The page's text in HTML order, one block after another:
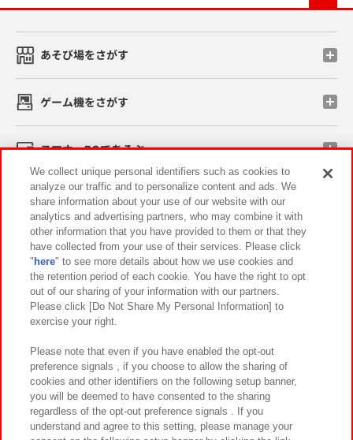
あそび場をさがす
ゲーム機をさがす
スマホ・PCであそぶ
イベント・キャンペーン
関連会社 サステナビリティ サイトポリシー
プライバシーポリシー ウェブアクセシビリティ方針と検証結果
お取引先さまとともに
カスタマーハラスメント対応方針 よくあるご質問・お問い合わせ
We collect unique personal identifiers such as cookies to
analyze our traffic and to personalize content and ads. We
share information about your use of our website with our
analytics and advertising partners, who may combine it with
other information that you have provided to them or that they
have collected from your use of their services. Please click
" here" to see more details about how we use cookies and
the retention period of each cookie. You have the right to opt
out of our sharing of your information with our partners.
Please click [Do Not Share My Personal Information] to
exercise your right.
Please note that even if you have enabled the opt-out
preference signals , if you choose to allow the sharing of
cookies and other identifiers on the following setup banner,
you will be deemed to have consented to the sharing
regardless of the opt-out preference signals . If you
understand and agree to this setting, please manage your